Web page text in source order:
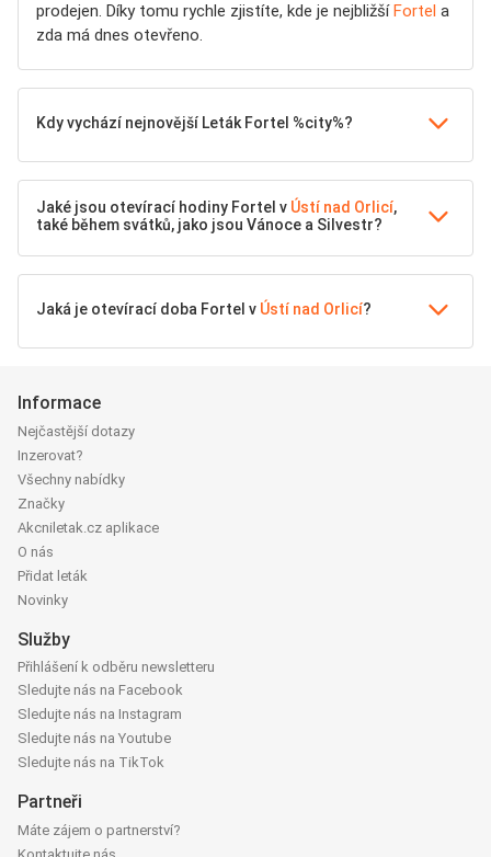
prodejen. Díky tomu rychle zjistíte, kde je nejbližšíFortel a
zda má dnes otevřeno.
Kdy vychází nejnovější Leták Fortel %city%?
Jaké jsou otevírací hodiny Fortel v Ústí nad Orlicí,
také během svátků, jako jsou Vánoce a Silvestr?
Jaká je otevírací doba Fortel v Ústí nad Orlicí?
Informace
Nejčastější dotazy
Inzerovat?
Všechny nabídky
Značky
Akcniletak.cz aplikace
O nás
Přidat leták
Novinky
Služby
Přihlášení k odběru newsletteru
Sledujte nás na Facebook
Sledujte nás na Instagram
Sledujte nás na Youtube
Sledujte nás na TikTok
Partneři
Máte zájem o partnerství?